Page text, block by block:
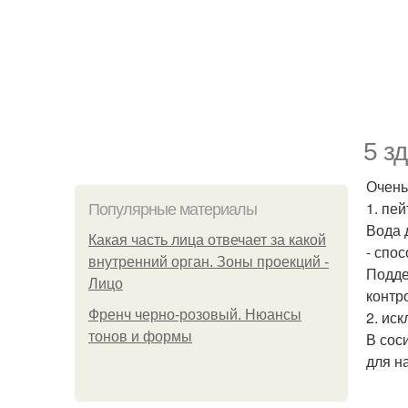
5
Популярные материалы
Какая часть лица отвечает за какой
внутренний орган. Зоны проекций -
Лицо
Френч черно-розовый. Нюансы
тонов и формы
1.
Вода
-
2.
В
для